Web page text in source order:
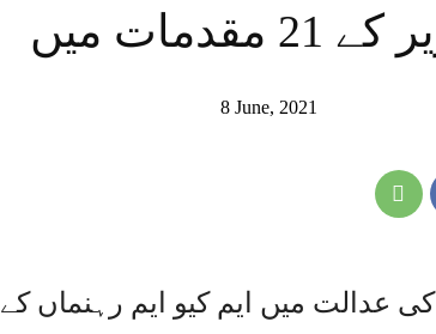
کراچی،اشتعال انگیز تقاریر کے 21 مقدمات میں
8 June, 2021
عدالت میں ایم کیو ایم رہنماں کے